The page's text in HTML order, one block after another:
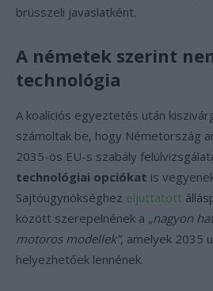
brüsszeli javaslatként.
A németek szerint
technológia
A koalíciós egyeztetés után
számoltak be, hogy Németország
2035-ös EU-s szabály
technológiai opciókat is
Sajtóügynökséghez eljuttatott
között szerepelnének a „nagyon
motoros modellek”, amelyek 2035
helyezhetőek lennének.